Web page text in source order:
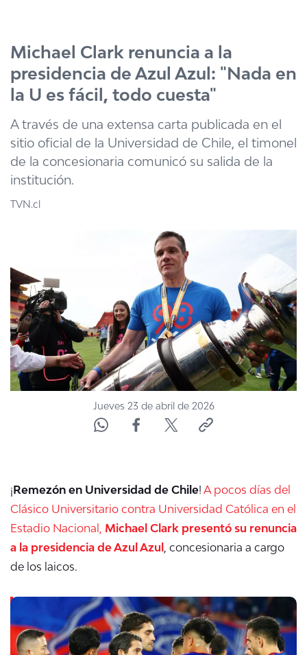
Michael Clark renuncia a la
presidencia de Azul Azul: "Nada en
la U es fácil, todo cuesta"
A través de una extensa carta publicada en el
sitio oficial de la Universidad de Chile, el timonel
de la concesionaria comunicó su salida de la
institución.
TVN.cl
Jueves 23 de abril de 2026
¡Remezón en Universidad de Chile! A pocos días del
Clásico Universitario contra Universidad Católica en el
Estadio Nacional, Michael Clark presentó su renuncia
a la presidencia de Azul Azul , concesionaria a cargo
de los laicos.